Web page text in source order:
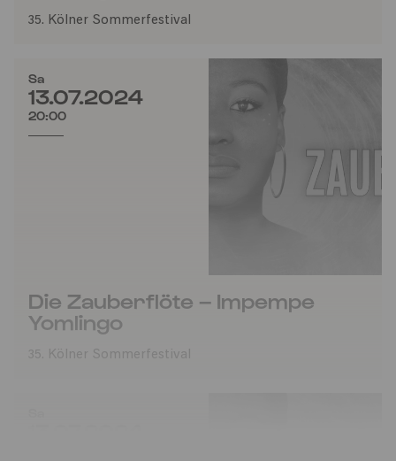
35. Kölner Sommerfestival
Sa
13.07.2024
20:00
Die Zauberflöte – Impempe
Yomlingo
35. Kölner Sommerfestival